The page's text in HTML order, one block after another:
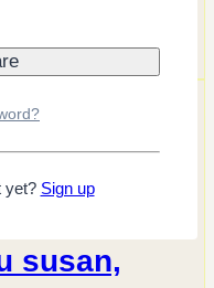
susan,
yet? Sign up